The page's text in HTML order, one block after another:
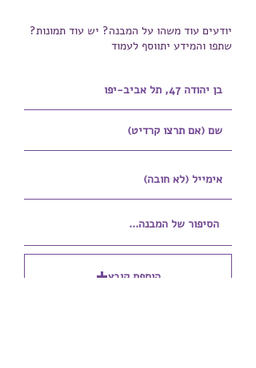
יודעים עוד משהו על המבנה? יש עוד תמונות?
שתפו והמידע יתווסף לעמוד
הוספת קובץ